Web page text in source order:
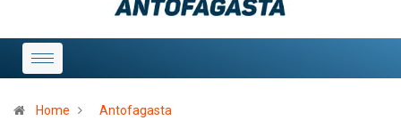
Home
Antofagasta